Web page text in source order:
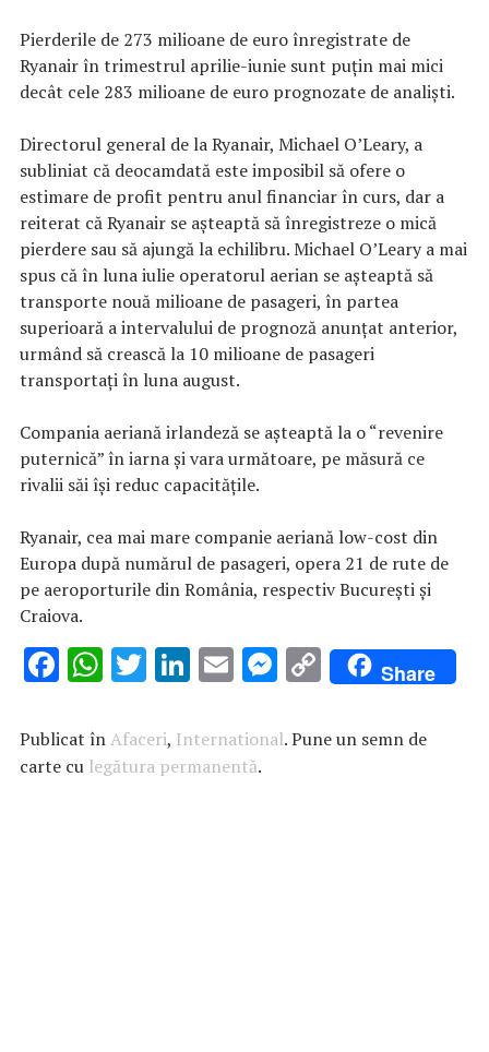
Pierderile de 273 milioane de euro înregistrate de
Ryanair în trimestrul aprilie-iunie sunt puţin mai mici
decât cele 283 milioane de euro prognozate de analişti.
Directorul general de la Ryanair, Michael O’Leary, a
subliniat că deocamdată este imposibil să ofere o
estimare de profit pentru anul financiar în curs, dar a
reiterat că Ryanair se aşteaptă să înregistreze o mică
pierdere sau să ajungă la echilibru. Michael O’Leary a mai
spus că în luna iulie operatorul aerian se aşteaptă să
transporte nouă milioane de pasageri, în partea
superioară a intervalului de prognoză anunţat anterior,
urmând să crească la 10 milioane de pasageri
transportaţi în luna august.
Compania aeriană irlandeză se aşteaptă la o “revenire
puternică” în iarna şi vara următoare, pe măsură ce
rivalii săi îşi reduc capacităţile.
Ryanair, cea mai mare companie aeriană low-cost din
Europa după numărul de pasageri, opera 21 de rute de
pe aeroporturile din România, respectiv Bucureşti şi
Craiova.
F
e
b
W
at
s
T
it
te
Li
k
e
E
ai
l
M
se
C
o
p
Share
Publicat înAfaceri, International. Pune un semn de
carte cu legătura permanentă.